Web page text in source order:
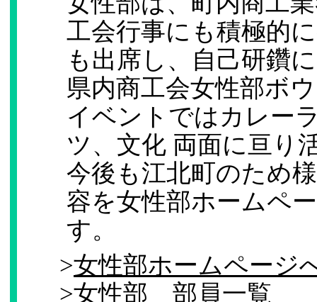
工会行事にも積極的
も出席し、自己研鑽
県内商工会女性部ボ
イベントではカレー
ツ、文化 両面に亘り
今後も江北町のため
容を女性部ホームペ
す。
>女性部ホームページ
>女性部 部員一覧